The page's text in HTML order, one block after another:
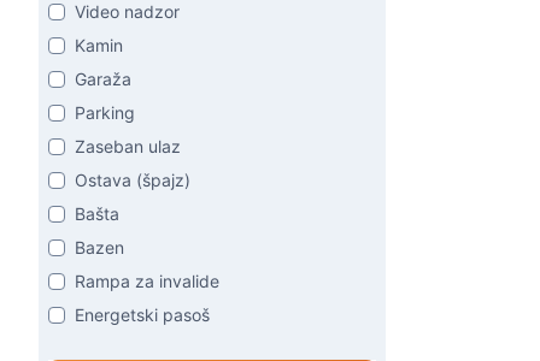
Video nadzor
Kamin
Garaža
Parking
Zaseban ulaz
Ostava (špajz)
Bašta
Bazen
Rampa za invalide
Energetski pasoš